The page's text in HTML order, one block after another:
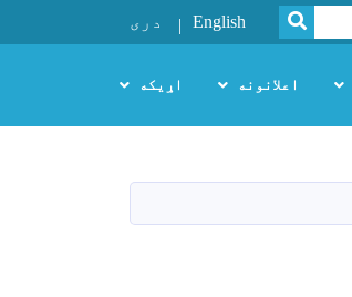
SEARCH
English دری
اعلانونه اړیکه